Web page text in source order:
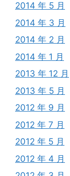
2014 年 5 月
2014 年 3 月
2014 年 2 月
2014 年 1 月
2013 年 12 月
2013 年 5 月
2012 年 9 月
2012 年 7 月
2012 年 5 月
2012 年 4 月